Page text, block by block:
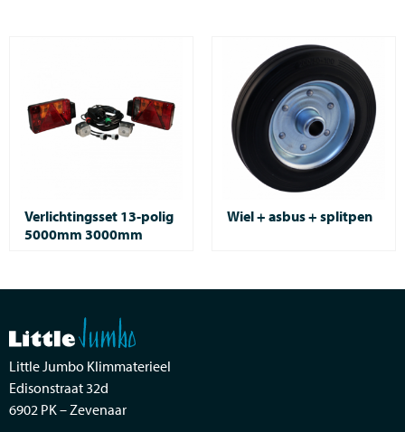
Verlichtingsset 13-polig
5000mm 3000mm
Wiel + asbus + splitpen
Little Jumbo Klimmaterieel
Edisonstraat 32d
6902 PK – Zevenaar